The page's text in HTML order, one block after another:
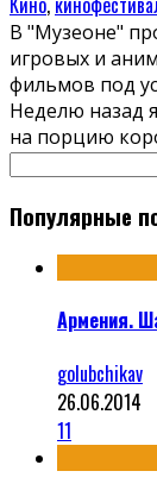
В "Музеоне"
игровых и
фильмов под
Неделю назад
на порцию
Популярные
Армения.
golubchikav
26.06.2014
11